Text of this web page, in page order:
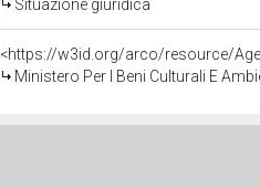
Situazione giuridica
<https://w3id.org/arco/resource/
Ministero Per I Beni Culturali E